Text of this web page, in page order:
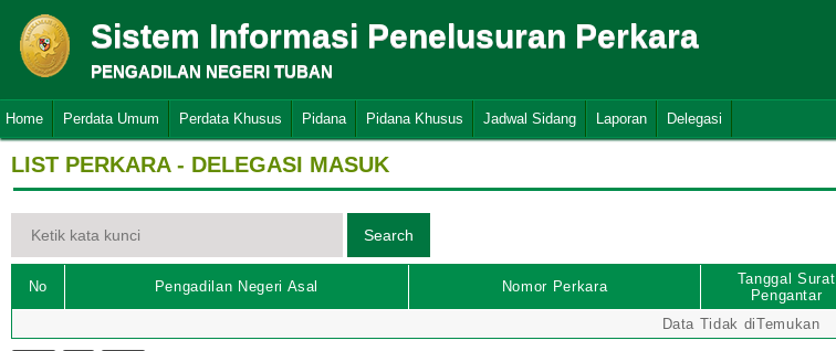
Sistem Informasi Penelusuran Perkara
PENGADILAN NEGERI TUBAN
Home Perdata Umum Perdata Khusus Pidana Pidana Khusus Jadwal Sidang Laporan Delegasi
LIST PERKARA - DELEGASI MASUK
No Pengadilan Negeri Asal Nomor Perkara
Tanggal Surat
Pengantar
Data Tidak diTemukan